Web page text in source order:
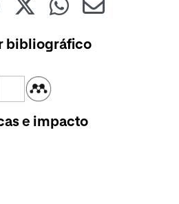
bibliográfico
e impacto